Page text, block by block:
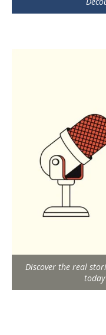
Discover the real